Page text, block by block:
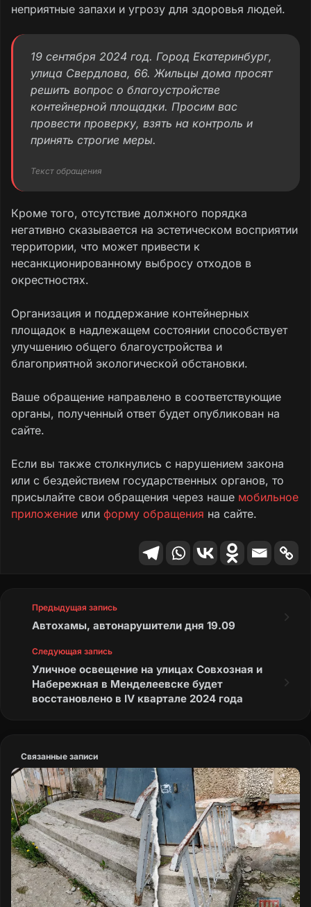
неприятные запахи и угрозу для здоровья людей.
19 сентября 2024 год. Город Екатеринбург,
улица Свердлова, 66. Жильцы дома просят
решить вопрос о благоустройстве
контейнерной площадки. Просим вас
провести проверку, взять на контроль и
принять строгие меры.
Текст обращения
Кроме того, отсутствие должного порядка
негативно сказывается на эстетическом восприятии
территории, что может привести к
несанкционированному выбросу отходов в
окрестностях.
Организация и поддержание контейнерных
площадок в надлежащем состоянии способствует
улучшению общего благоустройства и
благоприятной экологической обстановки.
Ваше обращение направлено в соответствующие
органы, полученный ответ будет опубликован на
сайте.
Если вы также столкнулись с нарушением закона
или с бездействием государственных органов, то
присылайте свои обращения через наше мобильное
приложение или форму обращения на сайте.
Предыдущая запись
Автохамы, автонарушители дня 19.09
Следующая запись
Уличное освещение на улицах Совхозная и
Набережная в Менделеевске будет
восстановлено в IV квартале 2024 года
Связанные записи